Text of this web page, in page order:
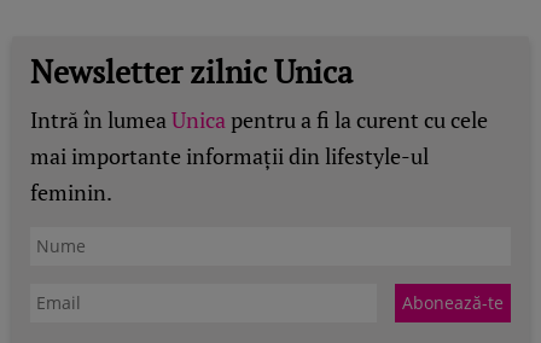
Newsletter zilnic Unica
Intră în lumeaUnicapentru a fi la curent cu cele
mai importante informații din lifestyle-ul
feminin.